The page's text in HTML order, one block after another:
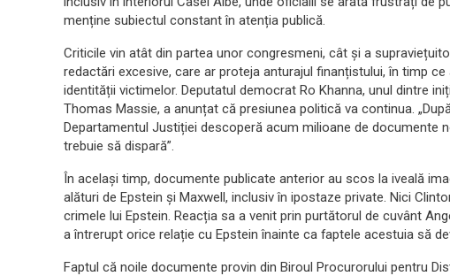
menține subiectul constant în atenția publică.
Criticile vin atât din partea unor congresmeni, cât și a
redactări excesive, care ar proteja anturajul finanțistului, în timp
identității victimelor. Deputatul democrat Ro Khanna, unul dintre
Thomas Massie, a anunțat că presiunea politică va continua.
Departamentul Justiției descoperă acum milioane de documente
trebuie să dispară”.
În același timp, documente publicate anterior au scos la iveală
alături de Epstein și Maxwell, inclusiv în ipostaze private. Nici
crimele lui Epstein. Reacția sa a venit prin purtătorul de cuvânt
a întrerupt orice relație cu Epstein înainte ca faptele acestuia să
Faptul că noile documente provin din Biroul Procurorului pentru